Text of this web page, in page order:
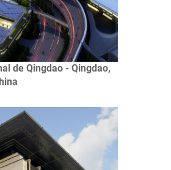
de Qingdao - Qingdao,